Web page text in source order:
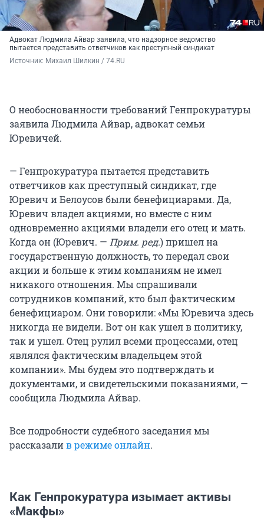
Адвокат Людмила Айвар заявила, что надзорное ведомство
пытается представить ответчиков как преступный синдикат
Источник: Михаил Шилкин / 74.RU
О необоснованности требований Генпрокуратуры
заявила Людмила Айвар, адвокат семьи
Юревичей.
— Генпрокуратура пытается представить
ответчиков как преступный синдикат, где
Юревич и Белоусов были бенефициарами. Да,
Юревич владел акциями, но вместе с ним
одновременно акциями владели его отец и мать.
Когда он (Юревич. — Прим. ред.) пришел на
государственную должность, то передал свои
акции и больше к этим компаниям не имел
никакого отношения. Мы спрашивали
сотрудников компаний, кто был фактическим
бенефициаром. Они говорили: «Мы Юревича здесь
никогда не видели. Вот он как ушел в политику,
так и ушел. Отец рулил всеми процессами, отец
являлся фактическим владельцем этой
компании». Мы будем это подтверждать и
документами, и свидетельскими показаниями, —
сообщила Людмила Айвар.
Все подробности судебного заседания мы
рассказалив режиме онлайн.
Как Генпрокуратура изымает активы
«Макфы»